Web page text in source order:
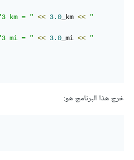
km = " << 3.0 _km <<
"
mi = " << 3.0 _mi <<
"
خرج هذا البرنامج هو: